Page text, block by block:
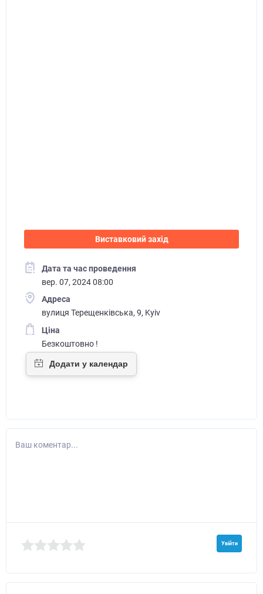
Виставковий захід
Дата та час проведення
вер. 07, 2024 08:00
Адреса
вулиця Терещенківська, 9, Kyiv
Ціна
Безкоштовно !
Ваш коментар...
Увійти